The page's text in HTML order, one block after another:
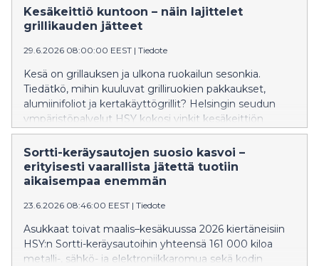
helpot niksit biojätteen sujuvaan lajitteluun, joiden
avulla hajut ja kutsumattomat kesävieraat pysyvät
Kesäkeittiö kuntoon – näin lajittelet
grillikauden jätteet
29.6.2026 08:00:00 EEST | Tiedote
Kesä on grillauksen ja ulkona ruokailun sesonkia.
Tiedätkö, mihin kuuluvat grilliruokien pakkaukset,
alumiinifoliot ja kertakäyttögrillit? Helsingin seudun
ympäristöpalvelut HSY kokosi vinkit kesäkeittiön
yleisimpiin lajittelutilanteisiin.
Sortti-keräysautojen suosio kasvoi –
erityisesti vaarallista jätettä tuotiin
aikaisempaa enemmän
23.6.2026 08:46:00 EEST | Tiedote
Asukkaat toivat maalis–kesäkuussa 2026 kiertäneisiin
HSY:n Sortti-keräysautoihin yhteensä 161 000 kiloa
metalli-, sähkö- ja elektroniikkaromua sekä kodin